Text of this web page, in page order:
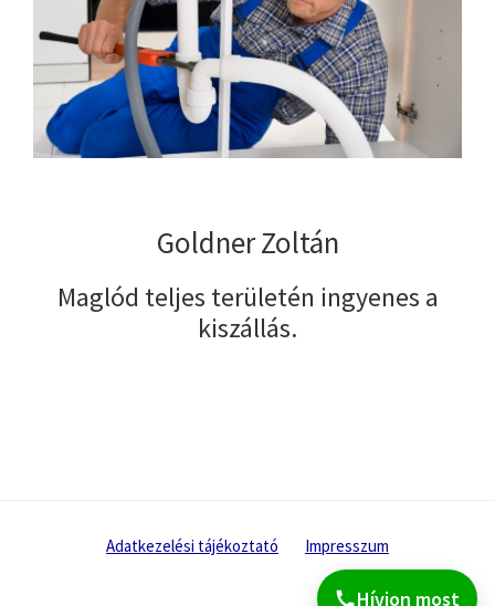
Goldner Zoltán
Maglód teljes területén ingyenes a
kiszállás.
Hívjon most
Adatkezelési tájékoztató Impresszum